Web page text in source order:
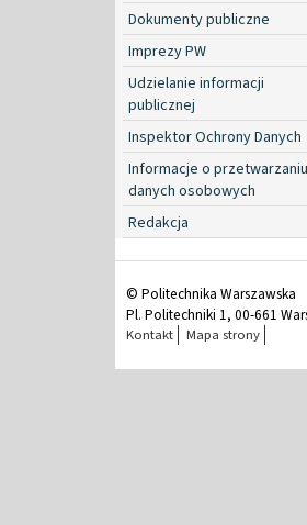
Dokumenty publiczne
Imprezy PW
Udzielanie informacji
publicznej
Inspektor Ochrony Danych
Informacje o przetwarzaniu
danych osobowych
Redakcja
© Politechnika Warszawska
Pl. Politechniki 1, 00-661
Kontakt Mapa strony